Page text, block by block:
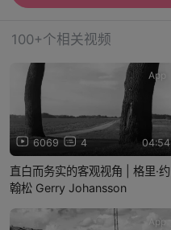
100+个相关视频
6069 4 04:54
App
直白而务实的客观视角 | 格里·约
翰松 Gerry Johansson
App